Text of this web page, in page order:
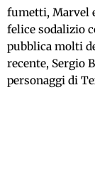
fumetti, Marvel
felice sodalizio
pubblica molti
recente, Sergio
personaggi di